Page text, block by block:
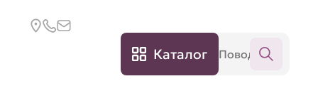
Каталог